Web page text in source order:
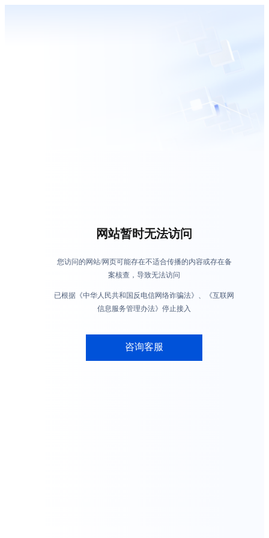
网站暂时无法访问
您访问的网站/网页可能存在不适合传播的内容或存在备
案核查，导致无法访问
已根据《中华人民共和国反电信网络诈骗法》、《互联网
信息服务管理办法》停止接入
咨询客服